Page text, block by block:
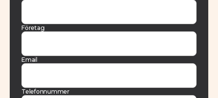
Företag
Email
Telefonnummer